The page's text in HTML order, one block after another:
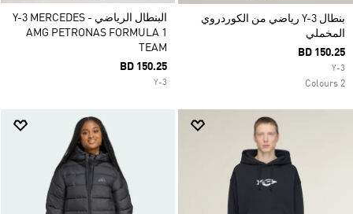
بنطال Y-3 رياضي من الكوردروي
المخملي
BD 150.25
Y-3
2 Colours
البنطال الرياضي Y-3 MERCEDES -
AMG PETRONAS FORMULA 1
TEAM
BD 150.25
Y-3